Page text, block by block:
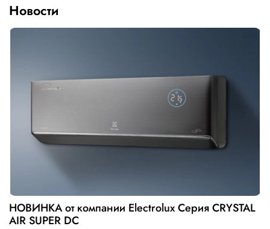
Новости
НОВИНКА от компании Electrolux Серия CRYSTAL
AIR SUPER DC